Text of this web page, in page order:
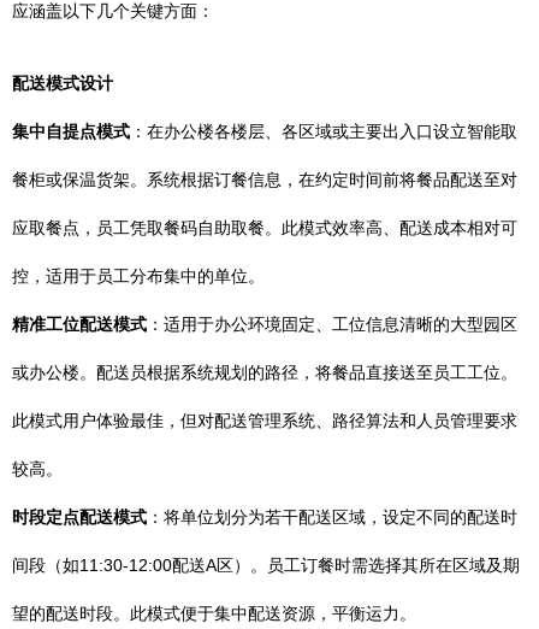
应涵盖以下几个关键方面：
配送模式设计
集中自提点模式 ：在办公楼各楼层、各区域或主要出入口设立智能取
餐柜或保温货架。系统根据订餐信息，在约定时间前将餐品配送至对
应取餐点，员工凭取餐码自助取餐。此模式效率高、配送成本相对可
控，适用于员工分布集中的单位。
精准工位配送模式 ：适用于办公环境固定、工位信息清晰的大型园区
或办公楼。配送员根据系统规划的路径，将餐品直接送至员工工位。
此模式用户体验最佳，但对配送管理系统、路径算法和人员管理要求
较高。
时段定点配送模式 ：将单位划分为若干配送区域，设定不同的配送时
间段（如11:30-12:00配送A区）。员工订餐时需选择其所在区域及期
望的配送时段。此模式便于集中配送资源，平衡运力。